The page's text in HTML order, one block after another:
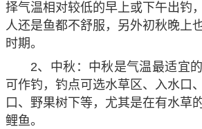
择气温相对较低的早上或下午出钓
人还是鱼都不舒服，另外初秋晚上
时期。
2、中秋：中秋是气温最适宜
可作钓，钓点可选水草区、入水口
口、野果树下等，尤其是在有水草
鲤鱼。